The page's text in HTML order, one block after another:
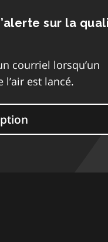
sur la
courriel lorsqu’un
est lancé.